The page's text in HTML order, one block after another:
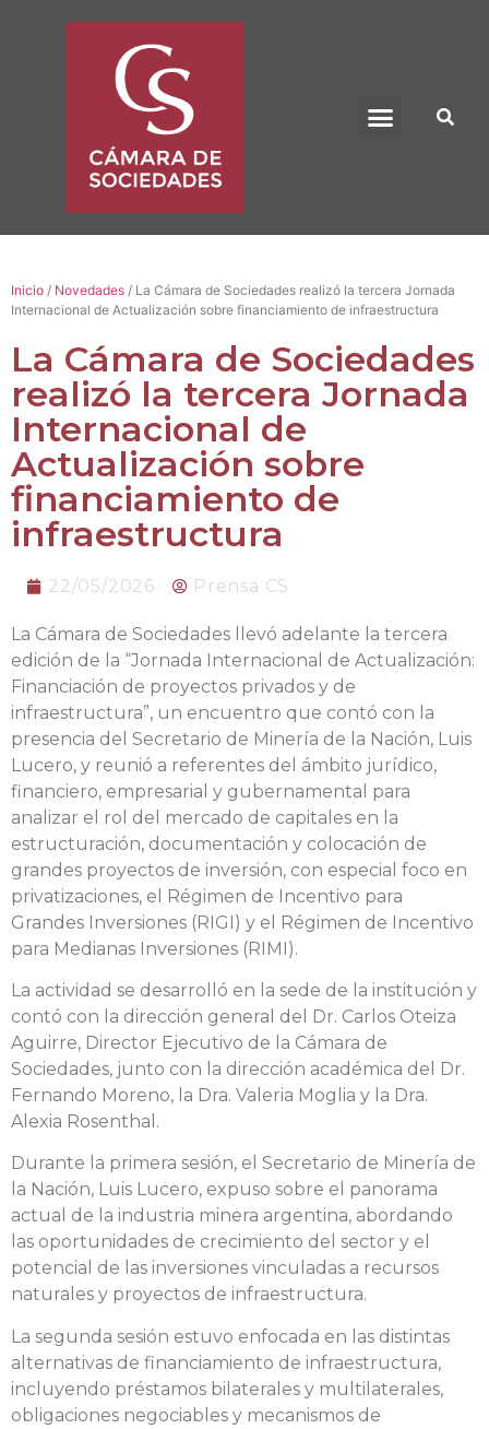
Inicio / Novedades / La Cámara de Sociedades realizó la tercera Jornada
Internacional de Actualización sobre financiamiento de infraestructura
La Cámara de Sociedades
realizó la tercera Jornada
Internacional de
Actualización sobre
financiamiento de
infraestructura
22/05/2026 Prensa CS
La Cámara de Sociedades llevó adelante la tercera
edición de la “Jornada Internacional de Actualización:
Financiación de proyectos privados y de
infraestructura”, un encuentro que contó con la
presencia del Secretario de Minería de la Nación, Luis
Lucero, y reunió a referentes del ámbito jurídico,
financiero, empresarial y gubernamental para
analizar el rol del mercado de capitales en la
estructuración, documentación y colocación de
grandes proyectos de inversión, con especial foco en
privatizaciones, el Régimen de Incentivo para
Grandes Inversiones (RIGI) y el Régimen de Incentivo
para Medianas Inversiones (RIMI).
La actividad se desarrolló en la sede de la institución y
contó con la dirección general del Dr. Carlos Oteiza
Aguirre, Director Ejecutivo de la Cámara de
Sociedades, junto con la dirección académica del Dr.
Fernando Moreno, la Dra. Valeria Moglia y la Dra.
Alexia Rosenthal.
Durante la primera sesión, el Secretario de Minería de
la Nación, Luis Lucero, expuso sobre el panorama
actual de la industria minera argentina, abordando
las oportunidades de crecimiento del sector y el
potencial de las inversiones vinculadas a recursos
naturales y proyectos de infraestructura.
La segunda sesión estuvo enfocada en las distintas
alternativas de financiamiento de infraestructura,
incluyendo préstamos bilaterales y multilaterales,
obligaciones negociables y mecanismos de